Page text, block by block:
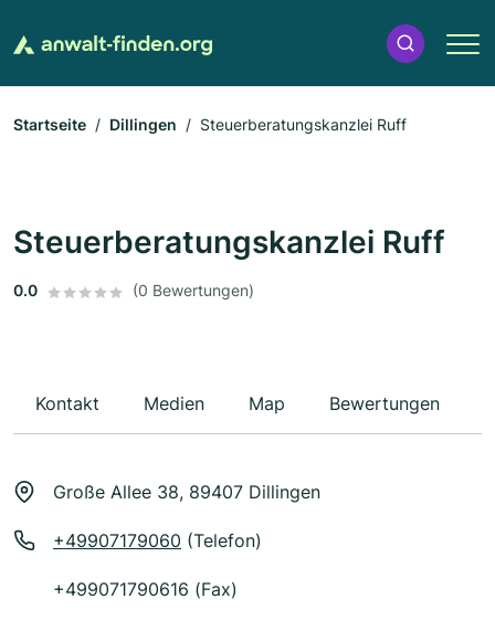
Startseite Dillingen Steuerberatungskanzlei Ruff
Steuerberatungskanzlei Ruff
0.0 (0 Bewertungen)
Kontakt Medien Map Bewertungen
Große Allee 38, 89407 Dillingen
+49907179060 (Telefon)
+499071790616 (Fax)